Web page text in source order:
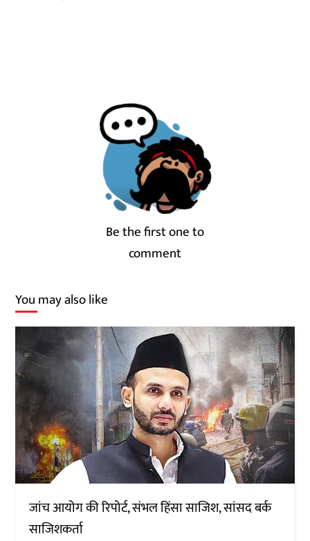
Be the first one to
comment
You may also like
जांच आयोग की रिपोर्ट, संभल हिंसा साजिश, सांसद बर्क
साजिशकर्ता